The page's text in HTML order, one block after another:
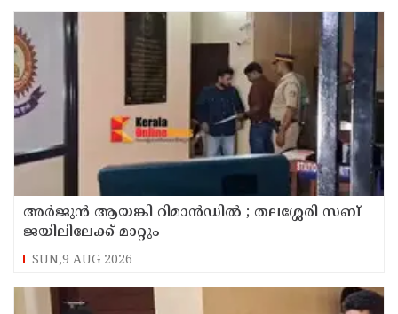
അര്‍ജുന്‍ ആയങ്കി റിമാന്‍ഡില്‍ ; തലശ്ശേരി സബ്
ജയിലിലേക്ക് മാറ്റും
SUN,9 AUG 2026